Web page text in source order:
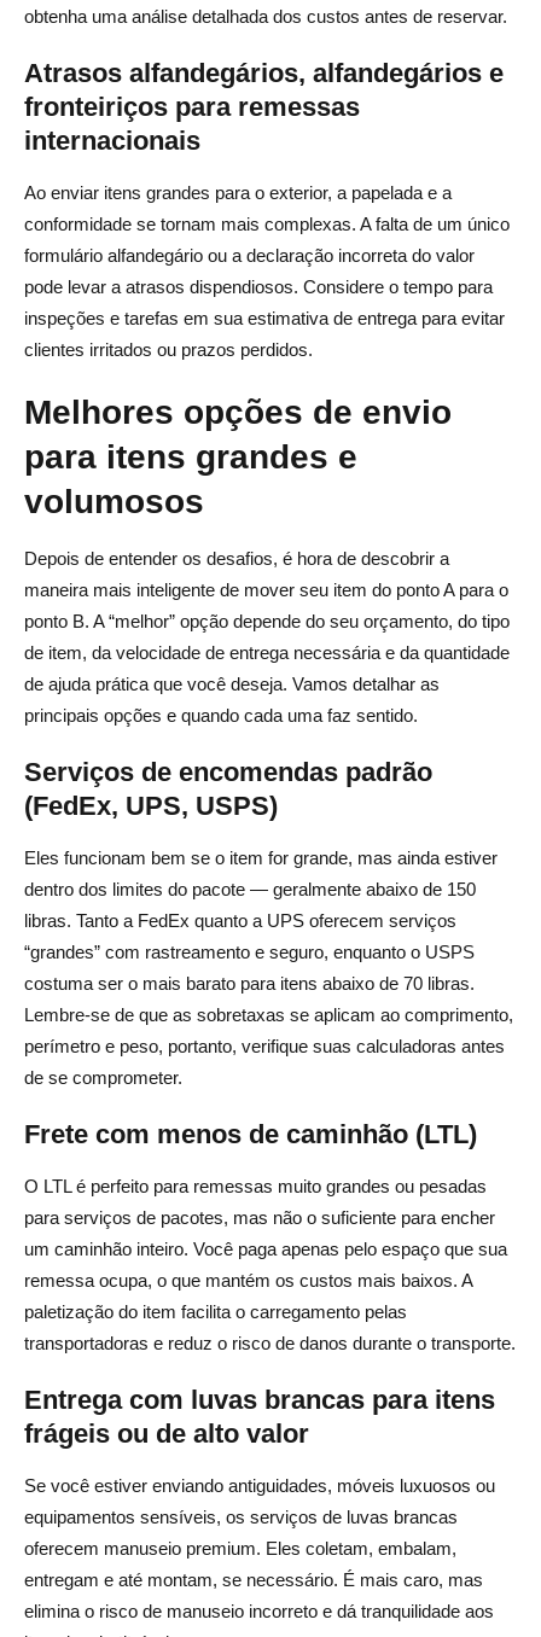
obtenha uma análise detalhada dos custos antes de reservar.
Atrasos alfandegários, alfandegários e
fronteiriços para remessas
internacionais
Ao enviar itens grandes para o exterior, a papelada e a
conformidade se tornam mais complexas. A falta de um único
formulário alfandegário ou a declaração incorreta do valor
pode levar a atrasos dispendiosos. Considere o tempo para
inspeções e tarefas em sua estimativa de entrega para evitar
clientes irritados ou prazos perdidos.
Melhores opções de envio
para itens grandes e
volumosos
Depois de entender os desafios, é hora de descobrir a
maneira mais inteligente de mover seu item do ponto A para o
ponto B. A “melhor” opção depende do seu orçamento, do tipo
de item, da velocidade de entrega necessária e da quantidade
de ajuda prática que você deseja. Vamos detalhar as
principais opções e quando cada uma faz sentido.
Serviços de encomendas padrão
(FedEx, UPS, USPS)
Eles funcionam bem se o item for grande, mas ainda estiver
dentro dos limites do pacote — geralmente abaixo de 150
libras. Tanto a FedEx quanto a UPS oferecem serviços
“grandes” com rastreamento e seguro, enquanto o USPS
costuma ser o mais barato para itens abaixo de 70 libras.
Lembre-se de que as sobretaxas se aplicam ao comprimento,
perímetro e peso, portanto, verifique suas calculadoras antes
de se comprometer.
Frete com menos de caminhão (LTL)
O LTL é perfeito para remessas muito grandes ou pesadas
para serviços de pacotes, mas não o suficiente para encher
um caminhão inteiro. Você paga apenas pelo espaço que sua
remessa ocupa, o que mantém os custos mais baixos. A
paletização do item facilita o carregamento pelas
transportadoras e reduz o risco de danos durante o transporte.
Entrega com luvas brancas para itens
frágeis ou de alto valor
Se você estiver enviando antiguidades, móveis luxuosos ou
equipamentos sensíveis, os serviços de luvas brancas
oferecem manuseio premium. Eles coletam, embalam,
entregam e até montam, se necessário. É mais caro, mas
elimina o risco de manuseio incorreto e dá tranquilidade aos